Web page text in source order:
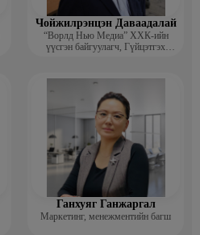
Чойжилрэнцэн Даваадалай
“Ворлд Нью Медиа” ХХК-ийн
үүсгэн байгуулагч, Гүйцэтгэх
Ганхуяг Ганжаргал
Маркетинг, менежментийн багш